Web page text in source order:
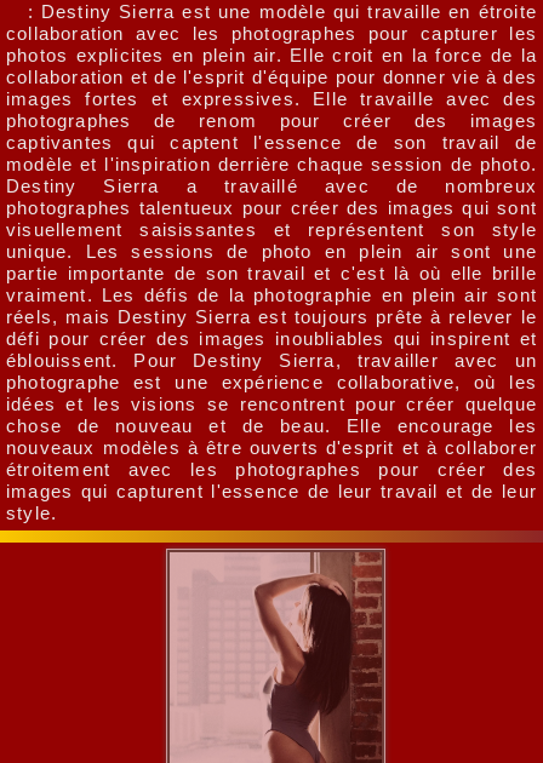
: Destiny Sierra est une modèle qui travaille en étroite
collaboration avec les photographes pour capturer les
photos explicites en plein air. Elle croit en la force de la
collaboration et de l'esprit d'équipe pour donner vie à des
images fortes et expressives. Elle travaille avec des
photographes de renom pour créer des images
captivantes qui captent l'essence de son travail de
modèle et l'inspiration derrière chaque session de photo.
Destiny Sierra a travaillé avec de nombreux
photographes talentueux pour créer des images qui sont
visuellement saisissantes et représentent son style
unique. Les sessions de photo en plein air sont une
partie importante de son travail et c'est là où elle brille
vraiment. Les défis de la photographie en plein air sont
réels, mais Destiny Sierra est toujours prête à relever le
défi pour créer des images inoubliables qui inspirent et
éblouissent. Pour Destiny Sierra, travailler avec un
photographe est une expérience collaborative, où les
idées et les visions se rencontrent pour créer quelque
chose de nouveau et de beau. Elle encourage les
nouveaux modèles à être ouverts d'esprit et à collaborer
étroitement avec les photographes pour créer des
images qui capturent l'essence de leur travail et de leur
style.